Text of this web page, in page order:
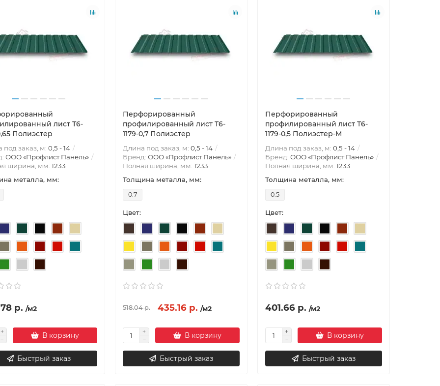
лист Т6-
Полиэстер
под заказ, м: 0,5 - 14
ООО «Профлист Панель»
ширина, мм: 1233
металла, мм:
р. /м2
В корзину
Быстрый заказ
Перфорированный
профилированный лист Т6-
1179-0,7 Полиэстер
Длина под заказ, м: 0,5 - 14
Бренд: ООО «Профлист Панель»
Полная ширина, мм: 1233
Толщина металла, мм:
0.7
Цвет:
518.04 р. 435.16 р. /м2
В корзину
Быстрый заказ
Перфорированный
профилированный лист Т6-
1179-0,5 Полиэстер-М
Длина под заказ, м: 0,5 - 14
Бренд: ООО «Профлист Панель»
Полная ширина, мм: 1233
Толщина металла, мм:
0.5
Цвет:
401.66 р. /м2
В корзину
Быстрый заказ